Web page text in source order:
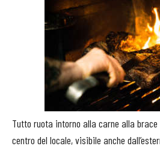
Tutto ruota intorno alla carne alla
centro del locale, visibile anche